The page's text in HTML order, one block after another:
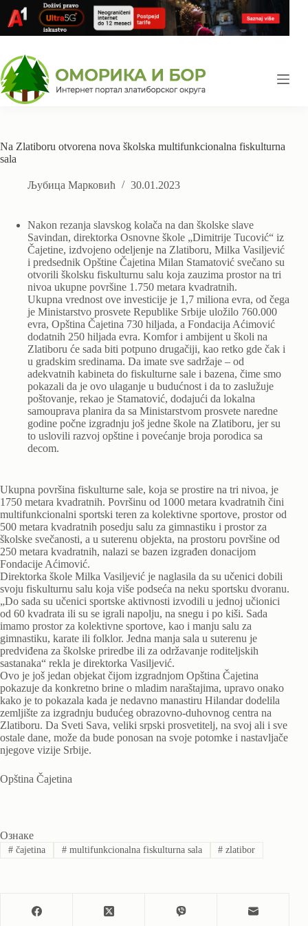
content
Na Zlatiboru otvorena nova školska multifunkcionalna fiskulturna
sala
Љубица Марковић 30.01.2023
Nakon rezanja slavskog kolača na dan školske slave
Savindan, direktorka Osnovne škole „Dimitrije Tucović“ iz
Čajetine, izdvojeno odeljenje na Zlatiboru, Milka Vasiljević
i predsednik Opštine Čajetina Milan Stamatović svečano su
otvorili školsku fiskulturnu salu koja zauzima prostor na tri
nivoa ukupne površine 1.750 metara kvadratnih.
Ukupna vrednost ove investicije je 1,7 miliona evra, od čega
je Ministarstvo prosvete Republike Srbije uložilo 760.000
evra, Opština Čajetina 730 hiljada, a Fondacija Aćimović
dodatnih 250 hiljada evra. Komfor i ambijent u školi na
Zlatiboru će sada biti potpuno drugačiji, kao retko gde čak i
u gradskim sredinama. Da imate sve sadržaje – od
adekvatnih kabineta do fiskulturne sale i bazena, čime smo
pokazali da je ovo ulaganje u budućnost i da to zaslužuje
poštovanje, rekao je Stamatović, dodajući da lokalna
samouprava planira da sa Ministarstvom prosvete naredne
godine počne izgradnju još jedne škole na Zlatiboru, jer su
to uslovili razvoj opštine i povećanje broja porodica sa
decom.
Ukupna površina fiskulturne sale, koja se prostire na tri nivoa, je
1750 metara kvadratnih. Površinu od 1000 metara kvadratnih čini
multifunkcionalni sportski teren za kolektivne sportove, prostor od
500 metara kvadratnih posedju salu za gimnastiku i prostor za
školske svečanosti, a u suterenu objekta, na prostoru površine od
250 metara kvadratnih, nalazi se bazen izgrađen donacijom
Fondacije Aćimović.
Direktorka škole Milka Vasiljević je naglasila da su učenici dobili
svoju fiskulturnu salu koja više podseća na neku sportsku dvoranu.
„Do sada su učenici sportske aktivnosti izvodili u jednoj učionici
od 60 kvadrata ili su se igrali napolju, na snegu i po kiši. Sada
imamo prostor za kolektivne sportove, kao i manju salu za
gimnastiku, karate ili folklor. Jedna manja sala u suterenu je
predviđena za školske priredbe ili za održavanje roditeljskih
sastanaka“ rekla je direktorka Vasiljević.
Ovo je još jedan objekat čijom izgradnjom Opština Čajetina
pokazuje da konkretno brine o mladim naraštajima, upravo onako
kako je to pokazala kada je nedavno manastiru Hilandar dodelila
zemljište za izgradnju budućeg obrazovno-duhovnog centra na
Zlatiboru. Da Sveti Sava, veliki srpski prosvetitelj, na svoj ali i sve
ostale dane, može da bude ponosan na svoje potomke i nastavljače
njegove vizije Srbije.
Opština Čajetina
Ознаке
#čajetina #multifunkcionalna fiskulturna sala # zlatibor